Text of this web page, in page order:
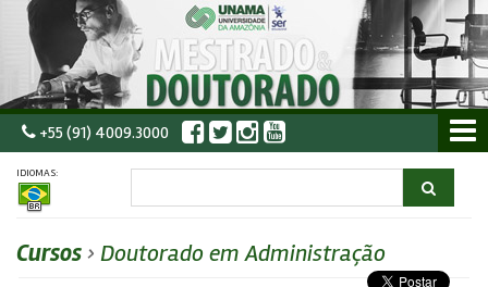
+55 (91) 4009.3000
IDIOMAS:
Cursos› Doutorado em Administração